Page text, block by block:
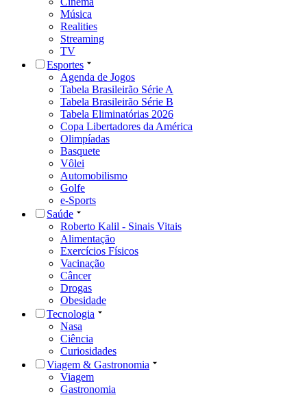
Música
Realities
Streaming
TV
Esportes
Agenda de Jogos
Tabela Brasileirão Série A
Tabela Brasileirão Série B
Tabela Eliminatórias 2026
Copa Libertadores da América
Olimpíadas
Basquete
Vôlei
Automobilismo
Golfe
e-Sports
Saúde
Roberto Kalil - Sinais Vitais
Alimentação
Exercícios Físicos
Vacinação
Câncer
Drogas
Obesidade
Tecnologia
Nasa
Ciência
Curiosidades
Viagem & Gastronomia
Viagem
Gastronomia